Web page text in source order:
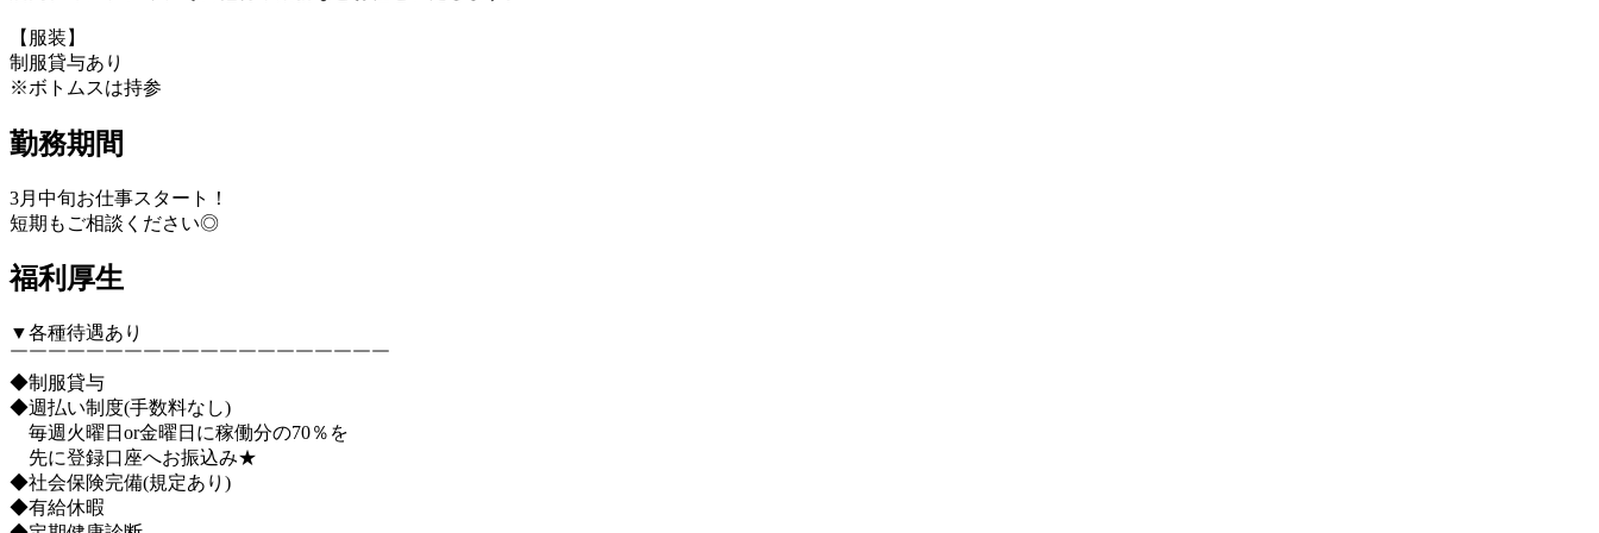
【服装】
制服貸与あり
※ボトムスは持参
勤務期間
3月中旬お仕事スタート！
短期もご相談ください◎
福利厚生
▼各種待遇あり
￣￣￣￣￣￣￣￣￣￣￣￣￣￣￣￣￣￣￣￣
◆制服貸与
◆週払い制度(手数料なし)
毎週火曜日or金曜日に稼働分の70％を
先に登録口座へお振込み★
◆社会保険完備(規定あり)
◆有給休暇